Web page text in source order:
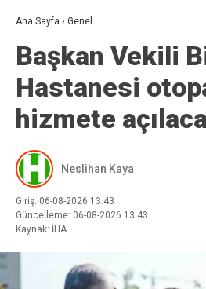
Ana Sayfa › Genel
Başkan Vekili
Hastanesi
hizmete
Neslihan Kaya
Giriş: 06-08-2026 13:43
Güncelleme: 06-08-2026 13:43
Kaynak: İHA